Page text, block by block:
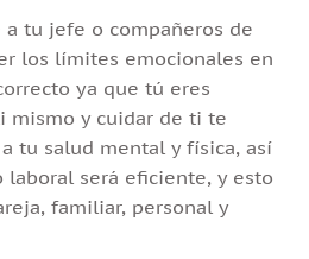
a tu jefe o compañeros de
los límites emocionales en
ya que tú eres
mismo y cuidar de ti te
tu salud mental y física, así
será eficiente, y esto
familiar, personal y